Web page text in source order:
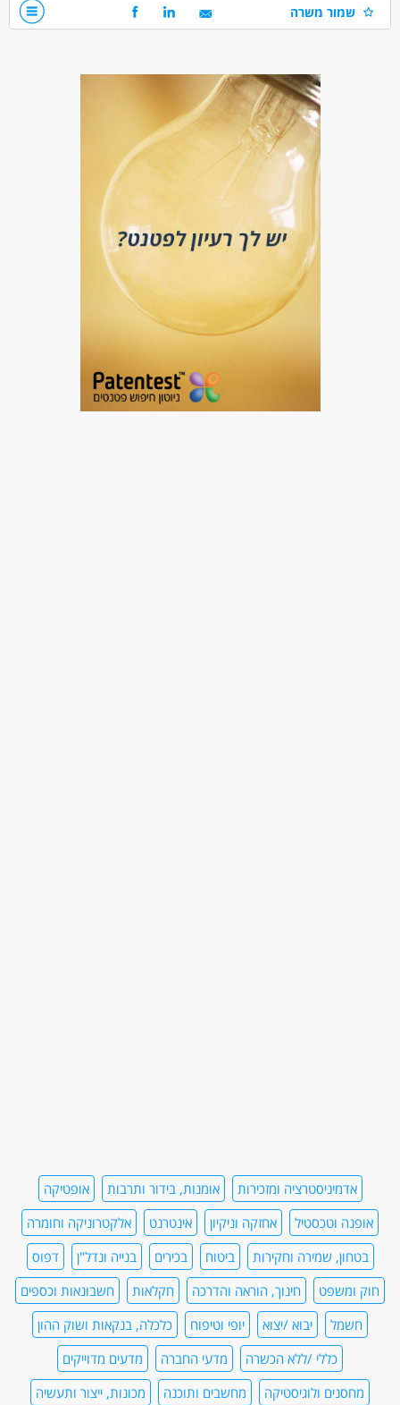
*עדיפות לניידים
אחזקה וניקיון - עובד/ת כללי
מאפייני משרה
לא נדרש ניסיון
עבודה בלילה
עבודה בשעות גמישות
עבודה כפרילאנסר.ית /עצמאי.ת
עבודה ללא ניסיון
עבודה ללא הכשרה
מתאים כעבודה שניה
בונוס למתמידים
שמור משרה
אדמיניסטרציה ומזכירות אומנות, בידור ותרבות
אופטיקה
אופנה וטכסטיל
אחזקה וניקיון אינטרנט
אלקטרוניקה וחומרה
בטחון, שמירה וחקירות
ביטוח בכירים בנייה ונדל"ן
דפוס
חוק ומשפט
חינוך, הוראה והדרכה חקלאות
חשבונאות וכספים
חשמל
יבוא /יצוא יופי וטיפוח
כלכלה, בנקאות ושוק ההון
כללי /ללא הכשרה
מדעי החברה
מדעים מדוייקים
מחסנים ולוגיסטיקה
מחשבים ותוכנה
מכונות, ייצור ותעשיה